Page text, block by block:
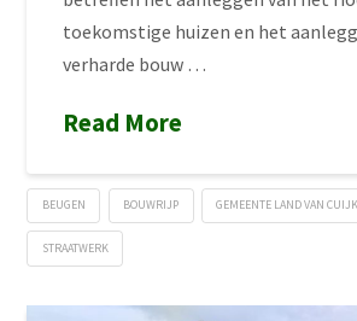
toekomstige huizen en het
verharde bouw …
Read More
BEUGEN BOUWRIJP GEMEENTE LAND VAN CUIJK
STRAATWERK